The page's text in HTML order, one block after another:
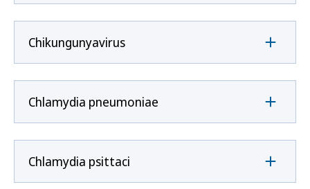
Chikungunyavirus
Chlamydia pneumoniae
Chlamydia psittaci